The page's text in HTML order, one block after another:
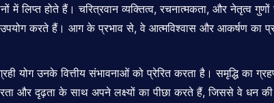
में लिप्त होते हैं। चरित्रवान व्यक्तित्व, रचनात्मकता, और नेतृत्व
करते हैं। आग के प्रभाव से, वे आत्मविश्वास और आकर्षण का
योग उनके वित्तीय संभावनाओं को प्रेरित करता है। समृद्धि का
और दृढ़ता के साथ अपने लक्ष्यों का पीछा करते हैं, जिससे वे धन